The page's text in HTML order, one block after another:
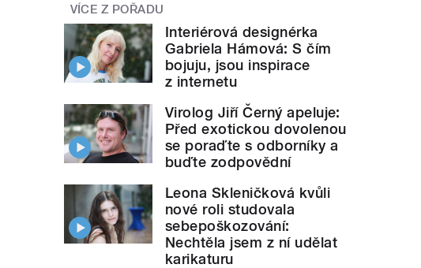
VÍCE Z POŘADU
Interiérová designérka
Gabriela Hámová: S čím
bojuju, jsou inspirace
z internetu
Virolog Jiří Černý apeluje:
Před exotickou dovolenou
se poraďte s odborníky a
buďte zodpovědní
Leona Skleničková kvůli
nové roli studovala
sebepoškozování:
Nechtěla jsem z ní udělat
karikaturu